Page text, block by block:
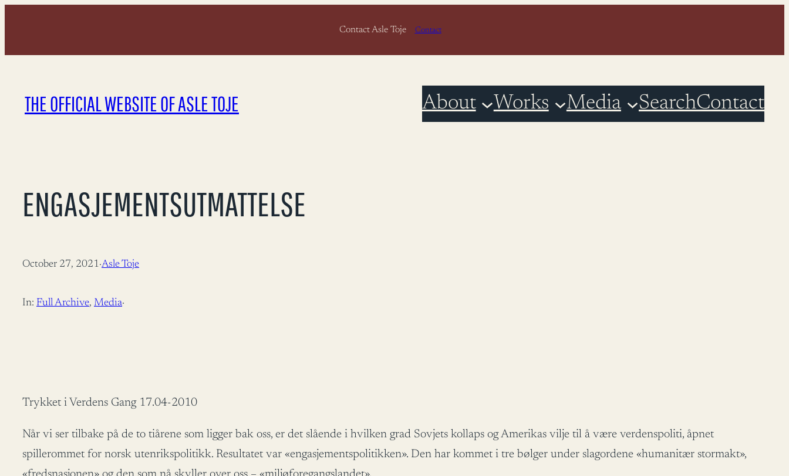
content
Contact Asle Toje Contact
THE OFFICIAL WEBSITE OF ASLE TOJE About Works Media SearchContact
ENGASJEMENTSUTMATTELSE
October 27, 2021·Asle Toje
In: Full Archive, Media·
Trykket i Verdens Gang 17.04-2010
Når vi ser tilbake på de to tiårene som ligger bak oss, er det slående i hvilken grad Sovjets kollaps og Amerikas vilje til å være verdenspoliti, åpnet
spillerommet for norsk utenrikspolitikk. Resultatet var «engasjementspolitikken». Den har kommet i tre bølger under slagordene «humanitær stormakt»,